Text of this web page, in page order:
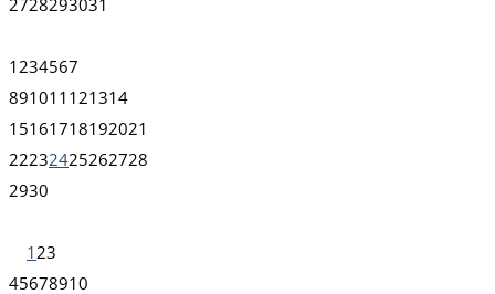
1 234567
891011 121314
15161718192021
22232425262728
2930
1 23
45678910